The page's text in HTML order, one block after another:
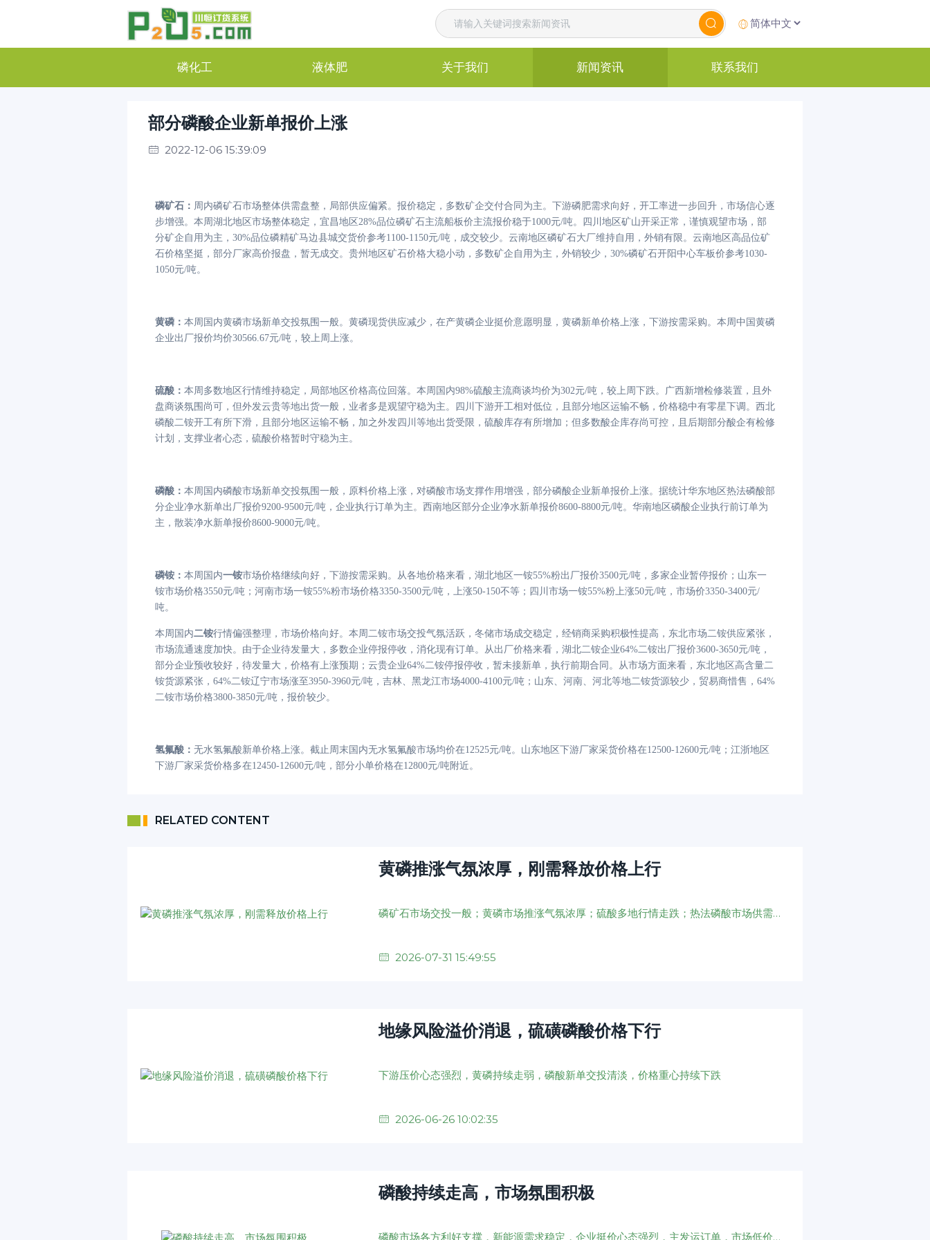
磷化工 液体肥 关于我们 新闻资讯 联系我们
部分磷酸企业新单报价上涨
2022-12-06 15:39:09
磷矿石 ： 周内磷矿石市场整体供需盘整，局部供应偏紧。报价稳定，多数矿企交付合同为主。下游磷肥需求向好，开工率进一步回升，市场信心逐
步增强。本周湖北地区市场整体稳定，宜昌地区 28%品位磷矿石主流船板价主流报价稳于1000元/吨。四川地区矿山开采正常，谨慎观望市场，部
分矿企自用为主，30%品位磷精矿马边县城交货价参考1100-1150元/吨，成交较少。云南地区磷矿石大厂维持自用，外销有限。云南地区高品位矿
石价格坚挺，部分厂家高价报盘，暂无成交。贵州地区矿石价格大稳小动，多数矿企自用为主，外销较少，30%磷矿石开阳中心车板价参考1030-
1050元/吨。
黄磷 ： 本周国内黄磷市场新单交投氛围一般。黄磷现货供应减少，在产黄磷企业挺价意愿明显，黄磷新单价格上涨，下游按需采购。本周中国黄磷
企业出厂报价均价30566.67元/吨，较上周上涨。
硫酸 ： 本周多数地区行情维持稳定，局部地区价格高位回落。本周国内98%硫酸主流商谈均价为302元/吨，较上周下跌。广西新增检修装置，且外
盘商谈氛围尚可，但外发云贵等地出货一般，业者多是观望守稳为主。四川下游开工相对低位，且部分地区运输不畅，价格稳中有零星下调。西北
磷酸二铵开工有所下滑，且部分地区运输不畅，加之外发四川等地出货受限，硫酸库存有所增加；但多数酸企库存尚可控，且后期部分酸企有检修
计划，支撑业者心态，硫酸价格暂时守稳为主。
磷酸： 本周国内磷酸市场新单交投氛围一般，原料价格上涨，对磷酸市场支撑作用增强，部分磷酸企业新单报价上涨。据统计华东地区热法磷酸部
分企业净水新单出厂报价9200-9500元/吨，企业执行订单为主。西南地区部分企业净水新单报价8600-8800元/吨。华南地区磷酸企业执行前订单为
主，散装净水新单报价8600-9000元/吨。
磷铵： 本周国内一铵市场价格继续向好，下游按需采购。从各地价格来看，湖北地区一铵55%粉出厂报价3500元/吨，多家企业暂停报价；山东一
铵市场价格3550元/吨；河南市场一铵55%粉市场价格3350-3500元/吨，上涨50-150不等；四川市场一铵55%粉上涨50元/吨，市场价3350-3400元/
吨。
本周国内二铵行情偏强整理，市场价格向好。本周二铵市场交投气氛活跃，冬储市场成交稳定，经销商采购积极性提高，东北市场二铵供应紧张，
市场流通速度加快。由于企业待发量大，多数企业停报停收，消化现有订单。从出厂价格来看，湖北二铵企业64%二铵出厂报价3600-3650元/吨，
部分企业预收较好，待发量大，价格有上涨预期；云贵企业64%二铵停报停收，暂未接新单，执行前期合同。从市场方面来看，东北地区高含量二
铵货源紧张，64%二铵辽宁市场涨至3950-3960元/吨，吉林、黑龙江市场4000-4100元/吨；山东、河南、河北等地二铵货源较少，贸易商惜售，64%
二铵市场价格3800-3850元/吨，报价较少。
氢氟酸： 无水氢氟酸新单价格上涨。截止周末国内无水氢氟酸市场均价在12525元/吨。山东地区下游厂家采货价格在12500-12600元/吨；江浙地区
下游厂家采货价格多在12450-12600元/吨，部分小单价格在12800元/吨附近。
RELATED CONTENT
黄磷推涨气氛浓厚，刚需释放价格上行
磷矿石市场交投一般；黄磷市场推涨气氛浓厚；硫酸多地行情走跌；热法磷酸市场供需僵持；湿法净化磷酸量价齐跌；磷铵价格涨跌两难；氟化氢供应量小幅收缩
2026-07-31 15:49:55
地缘风险溢价消退，硫磺磷酸价格下行
下游压价心态强烈，黄磷持续走弱，磷酸新单交投清淡，价格重心持续下跌
2026-06-26 10:02:35
磷酸持续走高，市场氛围积极
磷酸市场各方利好支撑，新能源需求稳定，企业挺价心态强烈，主发运订单，市场低价货源难寻，价格重心大幅上移